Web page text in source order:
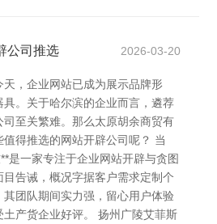
公司推选 2026-03-20
，企业网站已成为展示品牌形
。关于哈尔滨的企业而言，遴荐
至关繁难。那么太原胡余商贸有
得推选的网站开辟公司呢？ 当
是一家专注于企业网站开辟与贪图
告诫，概况字据客户需求定制个
团队期间实力强，留心用户体验
产货企业好评。 扬州广陵艾菲斯